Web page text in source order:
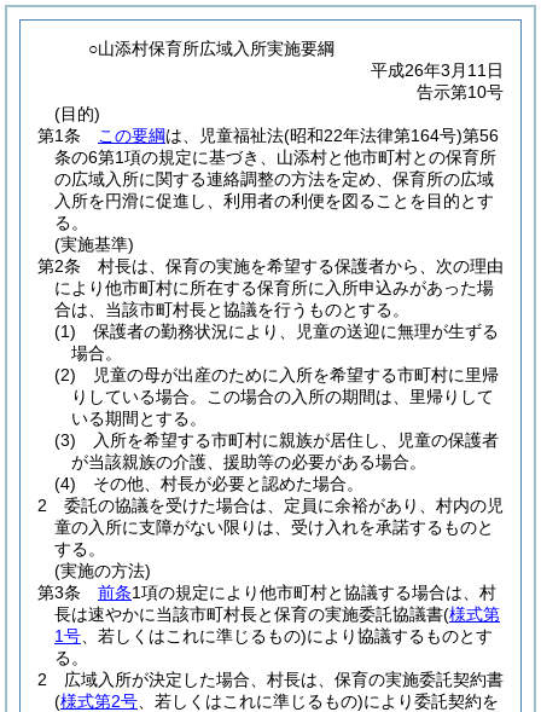
○山添村保育所広域入所実施要綱
平成26年3月11日
告示第10号
(目的)
第1条
この要綱は、児童福祉法(昭和22年法律第164号)第56
条の6第1項の規定に基づき、山添村と他市町村との保育所
の広域入所に関する連絡調整の方法を定め、保育所の広域
入所を円滑に促進し、利用者の利便を図ることを目的とす
る。
(実施基準)
第2条
村長は、保育の実施を希望する保護者から、次の理由
により他市町村に所在する保育所に入所申込みがあった場
合は、当該市町村長と協議を行うものとする。
(1)
保護者の勤務状況により、児童の送迎に無理が生ずる
場合。
(2)
児童の母が出産のために入所を希望する市町村に里帰
りしている場合。
この場合の入所の期間は、里帰りして
いる期間とする。
(3)
入所を希望する市町村に親族が居住し、児童の保護者
が当該親族の介護、援助等の必要がある場合。
(4)
その他、村長が必要と認めた場合。
2
委託の協議を受けた場合は、定員に余裕があり、村内の児
童の入所に支障がない限りは、受け入れを承諾するものと
する。
(実施の方法)
第3条
前条1項の規定により他市町村と協議する場合は、村
長は速やかに当該市町村長と保育の実施委託協議書(様式第
1号 、若しくはこれに準じるもの)により協議するものとす
る。
2
広域入所が決定した場合、村長は、保育の実施委託契約書
(様式第2号 、若しくはこれに準じるもの)により委託契約を